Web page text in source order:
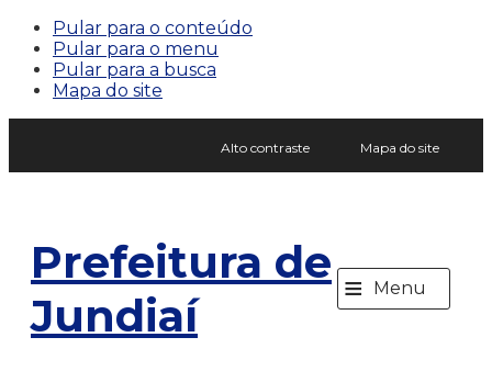
Pular para o conteúdo
Pular para o menu
Pular para a busca
Mapa do site
Alto contraste Mapa do site
Prefeitura de
Jundiaí
≡ Menu